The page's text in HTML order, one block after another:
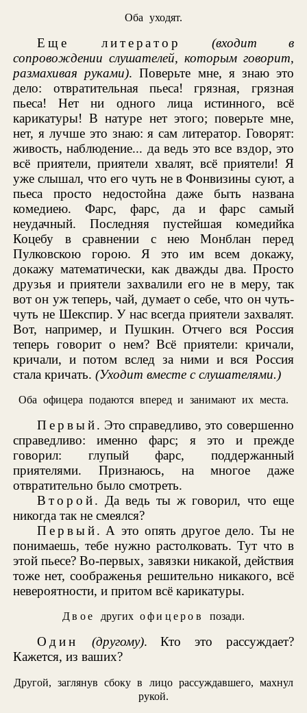
Оба уходят.
Еще литератор
(входит в
сопровождении слушателей, которым говорит,
размахивая руками). Поверьте мне, я знаю это
дело: отвратительная пьеса! грязная, грязная
пьеса! Нет ни одного лица истинного, всё
карикатуры! В натуре нет этого; поверьте мне,
нет, я лучше это знаю: я сам литератор. Говорят:
живость, наблюдение... да ведь это все вздор, это
всё приятели, приятели хвалят, всё приятели! Я
уже слышал, что его чуть не в Фонвизины суют, а
пьеса просто недостойна даже быть названа
комедиею. Фарс, фарс, да и фарс самый
неудачный. Последняя пустейшая комедийка
Коцебу в сравнении с нею Монблан перед
Пулковскою горою. Я это им всем докажу,
докажу математически, как дважды два. Просто
друзья и приятели захвалили его не в меру, так
вот он уж теперь, чай, думает о себе, что он чуть-
чуть не Шекспир. У нас всегда приятели захвалят.
Вот, например, и Пушкин. Отчего вся Россия
теперь говорит о нем? Всё приятели: кричали,
кричали, и потом вслед за ними и вся Россия
стала кричать.(Уходит вместе с слушателями.)
Оба офицера подаются вперед и занимают их места.
Первый. Это справедливо, это совершенно
справедливо: именно фарс; я это и прежде
говорил: глупый фарс, поддержанный
приятелями. Признаюсь, на многое даже
отвратительно было смотреть.
Второй. Да ведь ты ж говорил, что еще
никогда так не смеялся?
Первый. А это опять другое дело. Ты не
понимаешь, тебе нужно растолковать. Тут что в
этой пьесе? Во-первых, завязки никакой, действия
тоже нет, соображенья решительно никакого, всё
невероятности, и притом всё карикатуры.
Двое других офицеров позади.
Один (другому). Кто это рассуждает?
Кажется, из ваших?
Другой, заглянув сбоку в лицо рассуждавшего, махнул
рукой.